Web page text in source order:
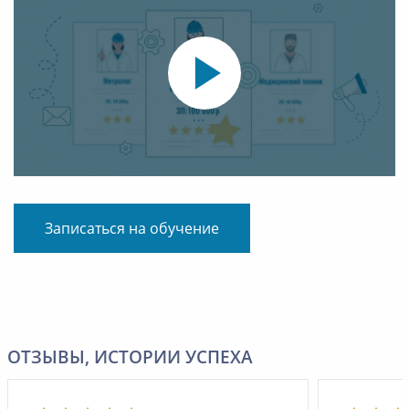
Записаться на обучение
ОТЗЫВЫ, ИСТОРИИ УСПЕХА